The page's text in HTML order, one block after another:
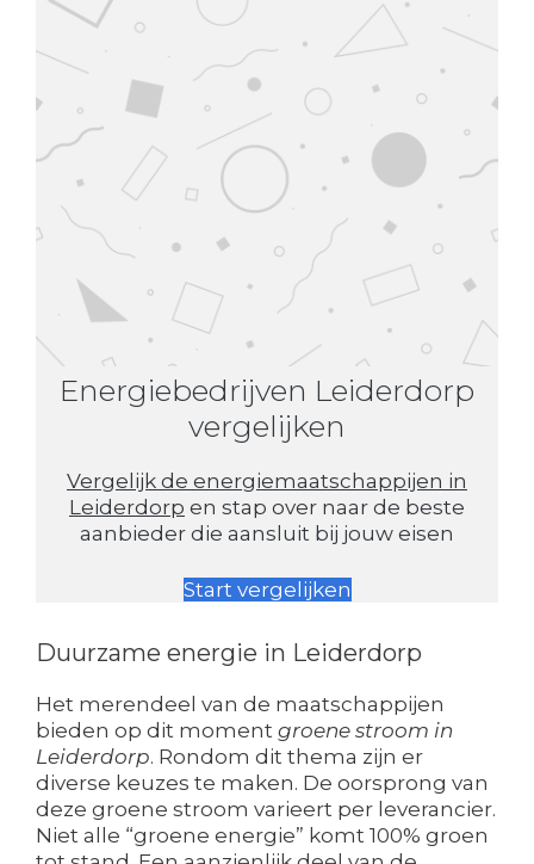
Energiebedrijven Leiderdorp
vergelijken
Vergelijk de energiemaatschappijen in
Leiderdorp en stap over naar de beste
aanbieder die aansluit bij jouw eisen
Start vergelijken
Duurzame energie in Leiderdorp
Het merendeel van de maatschappijen
bieden op dit moment groene stroom in
Leiderdorp. Rondom dit thema zijn er
diverse keuzes te maken. De oorsprong van
deze groene stroom varieert per leverancier.
Niet alle “groene energie” komt 100% groen